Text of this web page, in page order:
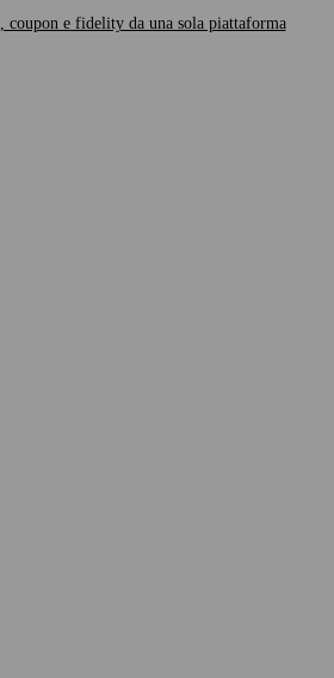
coupon e fidelity da una sola piattaforma